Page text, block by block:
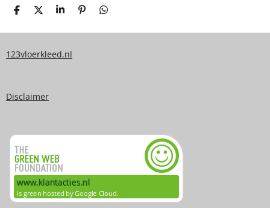
D
L
N
D
E
S
A
E
P
N
D
L
123vloerkleed.nl
Disclaimer